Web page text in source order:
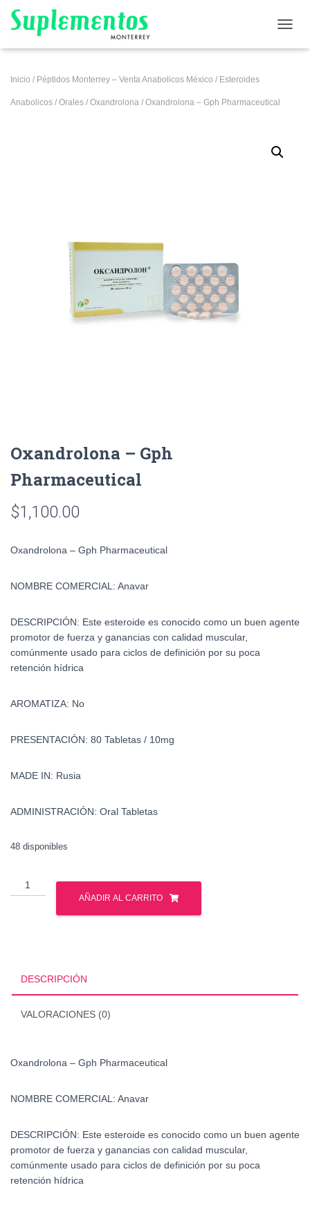
Inicio / Péptidos Monterrey – Venta Anabolicos México / Esteroides
Anabolicos / Orales / Oxandrolona / Oxandrolona – Gph Pharmaceutical
Oxandrolona – Gph
Pharmaceutical
$1,100.00
Oxandrolona – Gph Pharmaceutical
NOMBRE COMERCIAL: Anavar
DESCRIPCIÓN: Este esteroide es conocido como un buen agente
promotor de fuerza y ganancias con calidad muscular,
comúnmente usado para ciclos de definición por su poca
retención hídrica
AROMATIZA: No
PRESENTACIÓN: 80 Tabletas / 10mg
MADE IN: Rusia
ADMINISTRACIÓN: Oral Tabletas
48 disponibles
Oxandrolona
-
AÑADIR AL CARRITO
DESCRIPCIÓN
VALORACIONES (0)
Oxandrolona – Gph Pharmaceutical
NOMBRE COMERCIAL: Anavar
DESCRIPCIÓN: Este esteroide es conocido como un buen agente
promotor de fuerza y ganancias con calidad muscular,
comúnmente usado para ciclos de definición por su poca
retención hídrica